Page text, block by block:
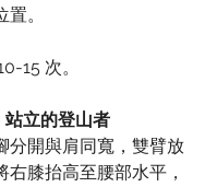
。
15 次。
立的登山者
分開與肩同寬，雙臂放
右膝抬高至腰部水平，